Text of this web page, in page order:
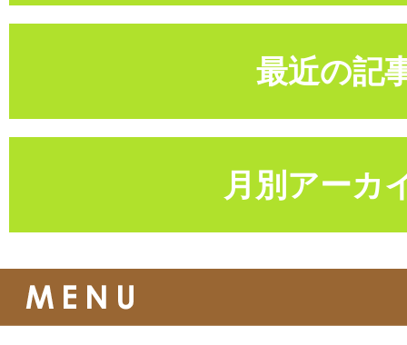
最近の記
月別アーカ